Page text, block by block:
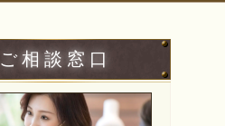
ご 相 談 窓 口